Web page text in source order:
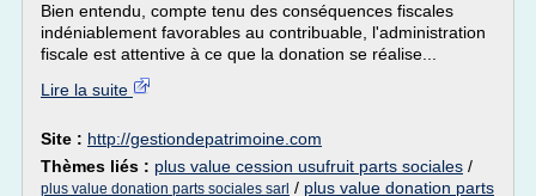
Bien entendu, compte tenu des conséquences fiscales
indéniablement favorables au contribuable, l'administration
fiscale est attentive à ce que la donation se réalise...
Lire la suite
Site : http://gestiondepatrimoine.com
Thèmes liés : plus value cession usufruit parts sociales /
plus value donation parts sociales sarl / plus value donation parts